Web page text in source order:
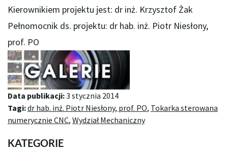
Kierownikiem projektu jest: dr inż. Krzysztof Żak
Pełnomocnik ds. projektu: dr hab. inż. Piotr Niesłony,
prof. PO
Data publikacji:3 stycznia 2014
Tagi:dr hab. inż. Piotr Niesłony, prof. PO, Tokarka sterowana
numerycznie CNC, Wydział Mechaniczny
KATEGORIE